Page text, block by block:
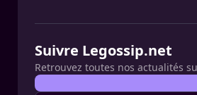
Suivre Legossip.net
Retrouvez toutes nos actualités